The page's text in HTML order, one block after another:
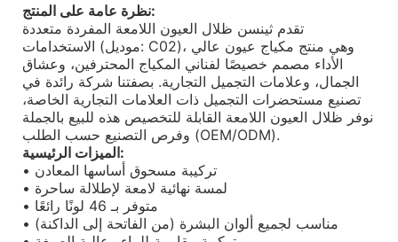
نظرة عامة على المنتج:
تقدم ثينسن ظلال العيون اللامعة المفردة متعددة
الاستخدامات (موديل: C02)، وهي منتج مكياج عيون عالي
الأداء مصمم خصيصًا لفناني المكياج المحترفين، وعشاق
الجمال، وعلامات التجميل التجارية. بصفتنا شركة رائدة في
تصنيع مستحضرات التجميل ذات العلامات التجارية الخاصة،
نوفر ظلال العيون اللامعة القابلة للتخصيص هذه للبيع بالجملة
وفرص التصنيع حسب الطلب (OEM/ODM).
الميزات الرئيسية:
• تركيبة مسحوق أساسها المعادن
• لمسة نهائية لامعة لإطلالة ساحرة
• متوفر بـ 46 لونًا رائعًا
• مناسب لجميع ألوان البشرة (من الفاتحة إلى الداكنة)